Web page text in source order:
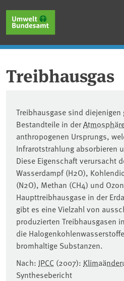
Treibhausgas
Treibhausgase sind diejenigen
Bestandteile in der
anthropogenen Ursprungs,
Infrarotstrahlung absorbieren
Diese Eigenschaft verursacht
Wasserdampf (H2O),
(N2O), Methan (CH4) und
Haupttreibhausgase in der
gibt es eine Vielzahl von
produzierten Treibhausgasen
die
bromhaltige Substanzen.
Nach: IPCC (2007):
Synthesebericht